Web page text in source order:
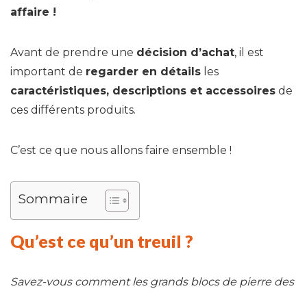
affaire !
Avant de prendre une décision d’achat, il est
important de regarder en détails les
caractéristiques, descriptions et accessoires de
ces différents produits.
C’est ce que nous allons faire ensemble !
Sommaire
Qu’est ce qu’un treuil ?
Savez-vous comment les grands blocs de pierre des